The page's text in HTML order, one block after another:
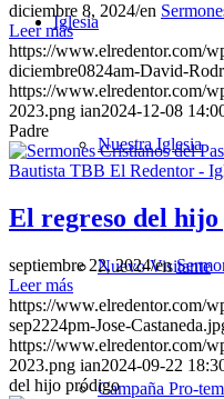
Iglesia
Nuestra Iglesia
Nuevo Visitante
Campaña Pro-
diciembre 8, 2024/en
Leer más
https://www.elredentor.com/
diciembre0824am-David-
https://www.elredentor.com/
2023.png ian2024-12-08
Padre
El regreso del
septiembre 22, 2024/en
Leer más
https://www.elredentor.com/
sep2224pm-Jose-
https://www.elredentor.com/
2023.png ian2024-09-22
del hijo pródigo